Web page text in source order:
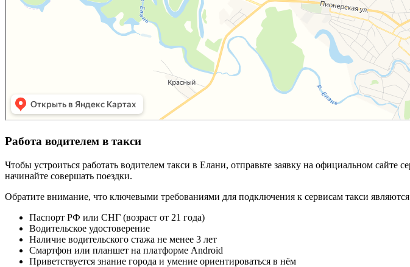
Работа водителем в такси
Чтобы устроиться работать водителем такси в Елани, отправьте заявку на официальном
начинайте совершать поездки.
Обратите внимание, что ключевыми требованиями для подключения к сервисам такси
Паспорт РФ или СНГ (возраст от 21 года)
Водительское удостоверение
Наличие водительского стажа не менее 3 лет
Смартфон или планшет на платформе Android
Приветствуется знание города и умение ориентироваться в нём